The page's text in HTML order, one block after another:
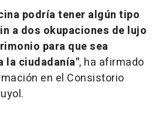
podría tener algún tipo
a dos okupaciones de lujo
para que sea
la ciudadanía", ha afirmado
en el Consistorio